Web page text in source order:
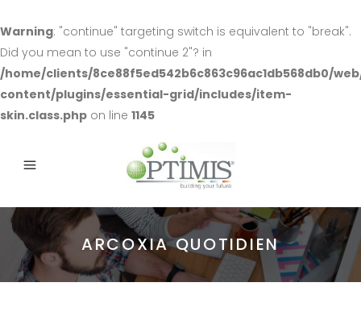
Warning: "continue" targeting switch is equivalent to "break".
Did you mean to use "continue 2"? in
/home/clients/8ce88f5ed542b6c863c96ac1db568db0/
content/plugins/essential-grid/includes/item-
skin.class.php on line 1145
ARCOXIA QUOTIDIEN